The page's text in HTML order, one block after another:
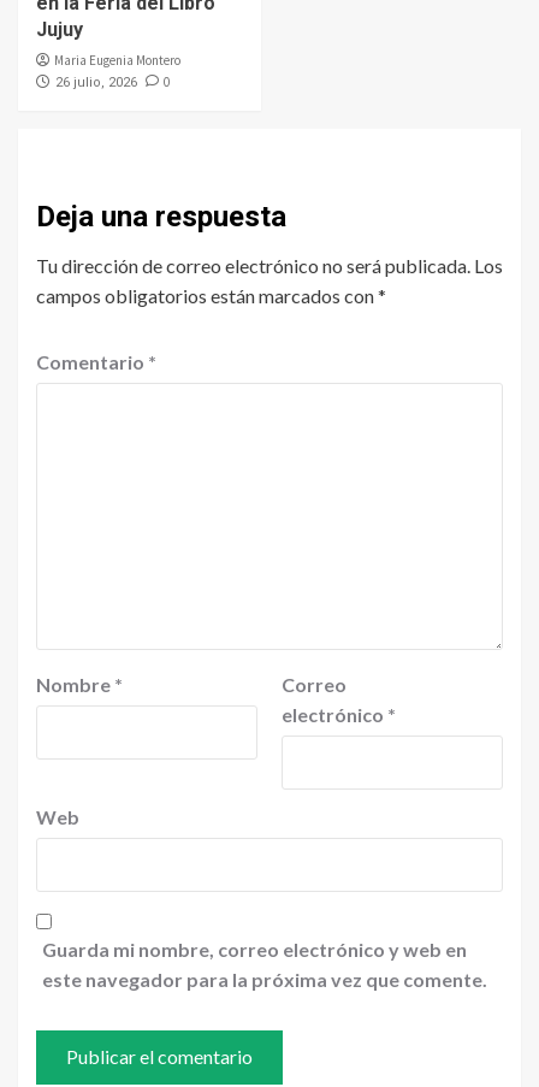
Jujuy
Maria Eugenia Montero
26 julio, 2026 0
Deja una respuesta
Tu dirección de correo electrónico no será publicada. Los
campos obligatorios están marcados con*
Comentario *
Nombre *
Correo
electrónico *
Web
Guarda mi nombre, correo electrónico y web en
este navegador para la próxima vez que comente.